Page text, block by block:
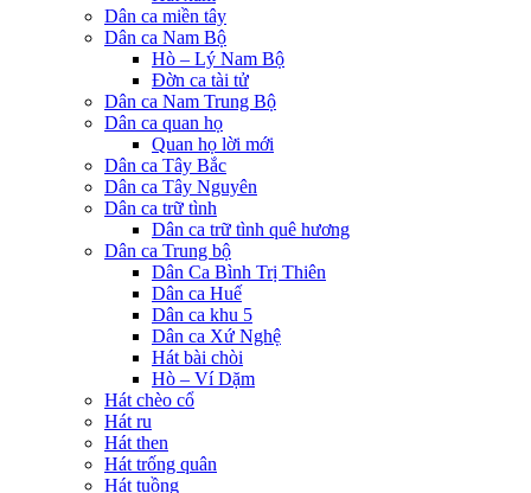
Dân ca miền tây
Dân ca Nam Bộ
Hò – Lý Nam Bộ
Đờn ca tài tử
Dân ca Nam Trung Bộ
Dân ca quan họ
Quan họ lời mới
Dân ca Tây Bắc
Dân ca Tây Nguyên
Dân ca trữ tình
Dân ca trữ tình quê hương
Dân ca Trung bộ
Dân Ca Bình Trị Thiên
Dân ca Huế
Dân ca khu 5
Dân ca Xứ Nghệ
Hát bài chòi
Hò – Ví Dặm
Hát chèo cổ
Hát ru
Hát then
Hát trống quân
Hát tuồng